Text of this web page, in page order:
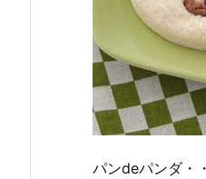
パンdeパンダ・